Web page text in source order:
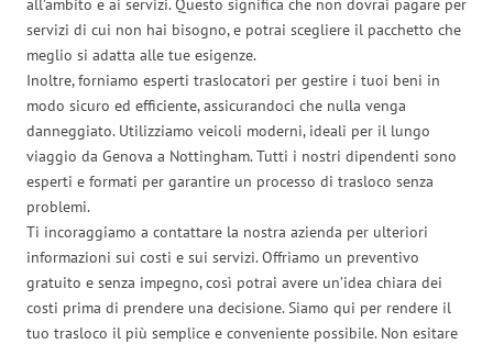
all’ambito e ai servizi. Questo significa che non dovrai pagare per
servizi di cui non hai bisogno, e potrai scegliere il pacchetto che
meglio si adatta alle tue esigenze.
Inoltre, forniamo esperti traslocatori per gestire i tuoi beni in
modo sicuro ed efficiente, assicurandoci che nulla venga
danneggiato. Utilizziamo veicoli moderni, ideali per il lungo
viaggio da Genova a Nottingham. Tutti i nostri dipendenti sono
esperti e formati per garantire un processo di trasloco senza
problemi.
Ti incoraggiamo a contattare la nostra azienda per ulteriori
informazioni sui costi e sui servizi. Offriamo un preventivo
gratuito e senza impegno, così potrai avere un’idea chiara dei
costi prima di prendere una decisione. Siamo qui per rendere il
tuo trasloco il più semplice e conveniente possibile. Non esitare